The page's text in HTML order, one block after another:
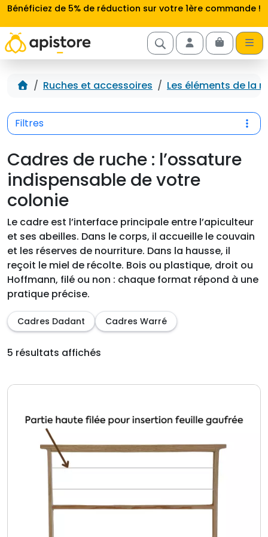
Aller au contenu
Bénéficiez de 5% de réduction sur votre 1ère commande !
Account
Cart
Accueil
Ruches et accessoires Les éléments de la
Filtres
Cadres de ruche : l’ossature
indispensable de votre
colonie
Le cadre est l’interface principale entre l’apiculteur
et ses abeilles. Dans le corps, il accueille le couvain
et les réserves de nourriture. Dans la hausse, il
reçoit le miel de récolte. Bois ou plastique, droit ou
Hoffmann, filé ou non : chaque format répond à une
pratique précise.
Cadres Dadant Cadres Warré
5 résultats affichés